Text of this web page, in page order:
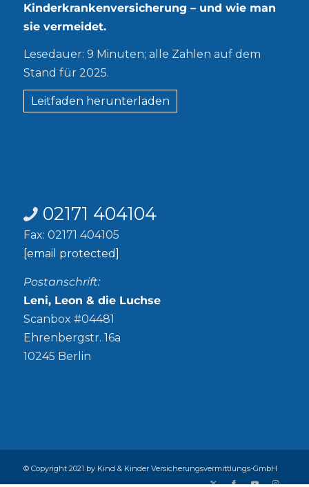
Kinderkrankenversicherung – und wie man
sie vermeidet.
Lesedauer: 9 Minuten; alle Zahlen auf dem
Stand für 2025.
Leitfaden herunterladen
02171 404104
Fax: 02171 404105
[email protected]
Postanschrift:
Leni, Leon & die Luchse
Scanbox #04481
Ehrenbergstr. 16a
10245 Berlin
© Copyright 2021 by Kind & Kinder Versicherungsvermittlungs-GmbH